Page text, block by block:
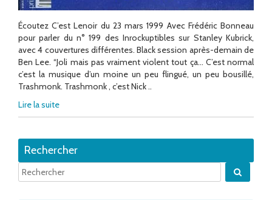
Écoutez C’est Lenoir du 23 mars 1999 Avec Frédéric Bonneau
pour parler du n° 199 des Inrockuptibles sur Stanley Kubrick,
avec 4 couvertures différentes. Black session après-demain de
Ben Lee. “Joli mais pas vraiment violent tout ça… C’est normal
c’est la musique d’un moine un peu flingué, un peu bousillé,
Trashmonk. Trashmonk , c’est Nick ..
Lire la suite
Rechercher